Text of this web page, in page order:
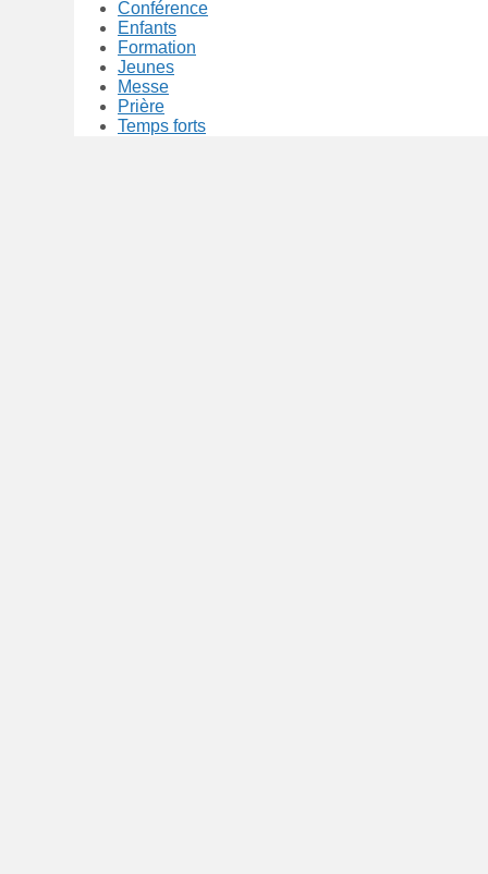
Conférence
Enfants
Formation
Jeunes
Messe
Prière
Temps forts